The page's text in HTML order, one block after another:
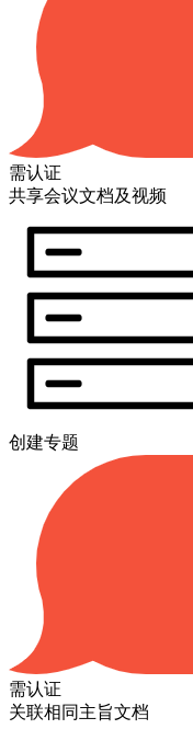
需认证
共享会议文档及视频
创建专题
需认证
关联相同主旨文档